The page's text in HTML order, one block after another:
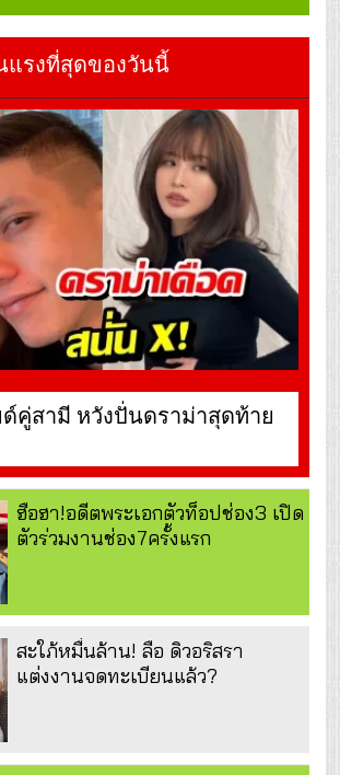
แรงที่สุดของวันนี้
คู่สามี หวังปั่นดราม่าสุดท้าย
ฮือฮา!อดีตพระเอกตัวท็อปช่อง3 เปิด
ตัวร่วมงานช่อง7ครั้งแรก
สะใภ้หมื่นล้าน! ลือ ดิวอริสรา
แต่งงานจดทะเบียนแล้ว?